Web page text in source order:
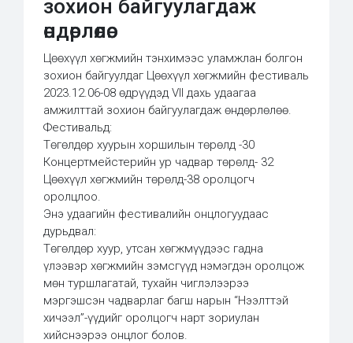
зохион байгуулагдаж
өндөрлөлөө.
Цөөхүүл хөгжмийн тэнхимээс уламжлан болгон
зохион байгуулдаг Цөөхүүл хөгжмийн фестиваль
2023.12.06-08 өдрүүдэд VII дахь удаагаа
амжилттай зохион байгуулагдаж өндөрлөлөө.
Фестивальд:
Төгөлдөр хуурын хоршилын төрөлд -30
Концертмейстерийн ур чадвар төрөлд- 32
Цөөхүүл хөгжмийн төрөлд-38 оролцогч
оролцлоо.
Энэ удаагийн фестивалийн онцлогуудаас
дурьдвал:
Төгөлдөр хуур, утсан хөгжмүүдээс гадна
үлээвэр хөгжмийн зэмсгүүд нэмэгдэн оролцож
мөн туршлагатай, тухайн чиглэлээрээ
мэргэшсэн чадварлаг багш нарын “Нээлттэй
хичээл”-үүдийг оролцогч нарт зориулан
хийснээрээ онцлог болов.